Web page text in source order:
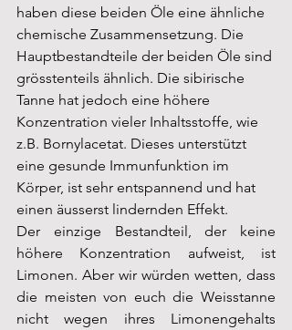
haben diese beiden Öle eine ähnliche
chemische Zusammensetzung. Die
Hauptbestandteile der beiden Öle sind
grösstenteils ähnlich. Die sibirische
Tanne hat jedoch eine höhere
Konzentration vieler Inhaltsstoffe, wie
z.B. Bornylacetat. Dieses unterstützt
eine gesunde Immunfunktion im
Körper, ist sehr entspannend und hat
einen äusserst lindernden Effekt.
Der einzige Bestandteil, der keine
höhere Konzentration aufweist, ist
Limonen. Aber wir würden wetten, dass
die meisten von euch die Weisstanne
nicht wegen ihres Limonengehalts